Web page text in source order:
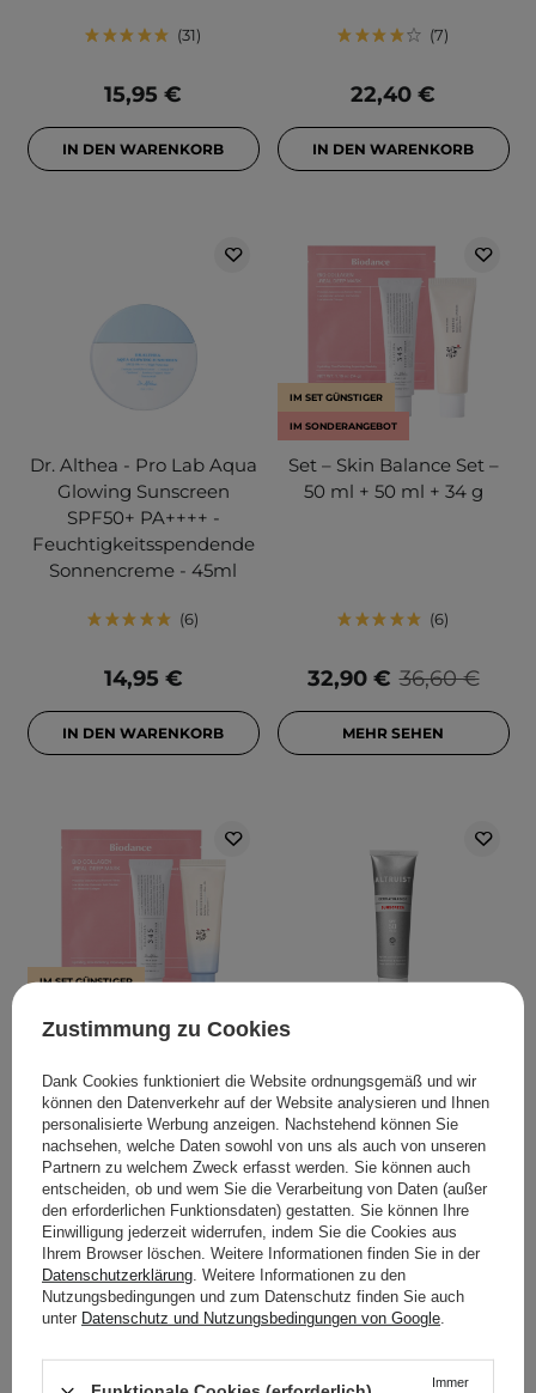
31
15,95 €
IN DEN WARENKORB
7
22,40 €
IN DEN WARENKORB
Dr. Althea - Pro Lab Aqua
Glowing Sunscreen
SPF50+ PA++++ -
Feuchtigkeitsspendende
Sonnencreme - 45ml
6
14,95 €
IN DEN WARENKORB
IM SET GÜNSTIGER
IM SONDERANGEBOT
Set – Skin Balance Set –
50 ml + 50 ml + 34 g
6
36,60 €
32,90 €
MEHR SEHEN
IM SET GÜNSTIGER
ml + 50 ml + 34 g
3
38,10 €
34,30 €
MEHR SEHEN
SPF50 -
Sonnenschutzcreme -
100ml
348
8,90 €
IN DEN WARENKORB
Zustimmung zu Cookies
Dank Cookies funktioniert die Website ordnungsgemäß und wir
können den Datenverkehr auf der Website analysieren und Ihnen
personalisierte Werbung anzeigen. Nachstehend können Sie
nachsehen, welche Daten sowohl von uns als auch von unseren
Partnern zu welchem Zweck erfasst werden. Sie können auch
entscheiden, ob und wem Sie die Verarbeitung von Daten (außer
den erforderlichen Funktionsdaten) gestatten. Sie können Ihre
Einwilligung jederzeit widerrufen, indem Sie die Cookies aus
Ihrem Browser löschen. Weitere Informationen finden Sie in der
Datenschutzerklärung . Weitere Informationen zu den
Nutzungsbedingungen und zum Datenschutz finden Sie auch
unter Datenschutz und Nutzungsbedingungen von Google
Immer